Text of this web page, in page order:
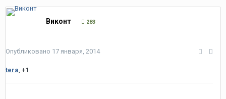
Виконт 283
Опубликовано 17 января, 2014
tera, +1